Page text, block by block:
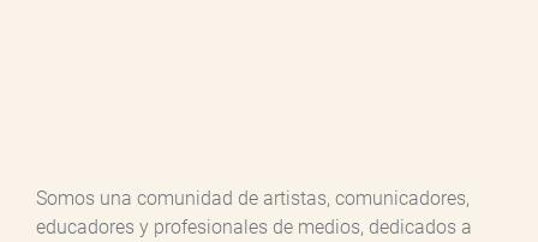
Somos una comunidad de artistas, comunicadores,
educadores y profesionales de medios, dedicados a